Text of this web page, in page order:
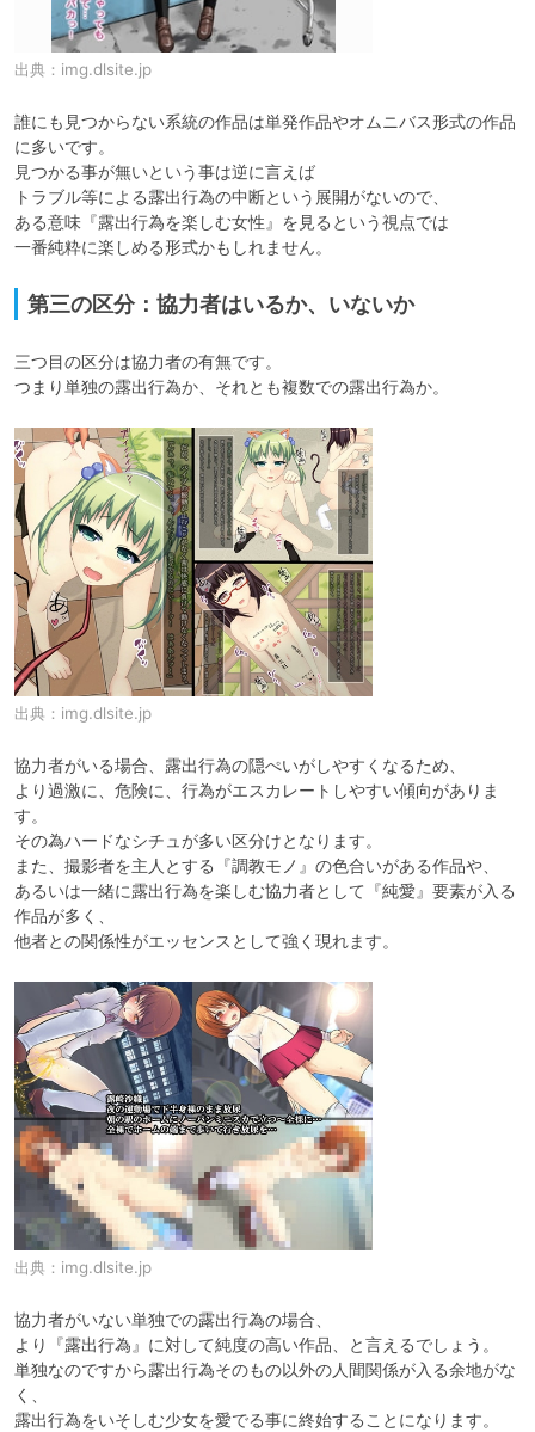
出典： img.dlsite.jp
誰にも見つからない系統の作品は単発作品やオムニバス形式の作品
に多いです。
見つかる事が無いという事は逆に言えば
トラブル等による露出行為の中断という展開がないので、
ある意味『露出行為を楽しむ女性』を見るという視点では
一番純粋に楽しめる形式かもしれません。
第三の区分：協力者はいるか、いないか
三つ目の区分は協力者の有無です。
つまり単独の露出行為か、それとも複数での露出行為か。
出典： img.dlsite.jp
協力者がいる場合、露出行為の隠ぺいがしやすくなるため、
より過激に、危険に、行為がエスカレートしやすい傾向がありま
す。
その為ハードなシチュが多い区分けとなります。
また、撮影者を主人とする『調教モノ』の色合いがある作品や、
あるいは一緒に露出行為を楽しむ協力者として『純愛』要素が入る
作品が多く、
他者との関係性がエッセンスとして強く現れます。
出典： img.dlsite.jp
協力者がいない単独での露出行為の場合、
より『露出行為』に対して純度の高い作品、と言えるでしょう。
単独なのですから露出行為そのもの以外の人間関係が入る余地がな
く、
露出行為をいそしむ少女を愛でる事に終始することになります。